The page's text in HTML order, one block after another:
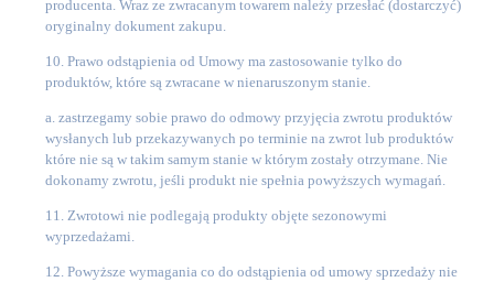
producenta. Wraz ze zwracanym towarem należy przesłać (dostarczyć)
oryginalny dokument zakupu.
10. Prawo odstąpienia od Umowy ma zastosowanie tylko do
produktów, które są zwracane w nienaruszonym stanie.
a. zastrzegamy sobie prawo do odmowy przyjęcia zwrotu produktów
wysłanych lub przekazywanych po terminie na zwrot lub produktów
które nie są w takim samym stanie w którym zostały otrzymane. Nie
dokonamy zwrotu, jeśli produkt nie spełnia powyższych wymagań.
11. Zwrotowi nie podlegają produkty objęte sezonowymi
wyprzedażami.
12. Powyższe wymagania co do odstąpienia od umowy sprzedaży nie